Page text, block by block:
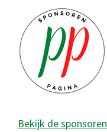
Bekijk de sponsoren